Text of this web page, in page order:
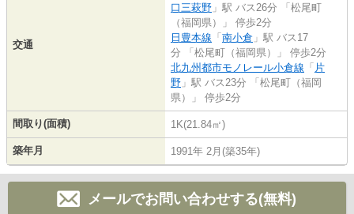
交通
口三萩野 」駅 バス26分 「松尾町
（福岡県）」 停歩2分
日豊本線 「 南小倉 」駅 バス17
分 「松尾町（福岡県）」 停歩2分
北九州都市モノレール小倉線 「 片
野 」駅 バス23分 「松尾町（福岡
県）」 停歩2分
間取り(面積) 1K(21.84㎡)
築年月 1991年 2月(築35年)
メールでお問い合わせする(無料)